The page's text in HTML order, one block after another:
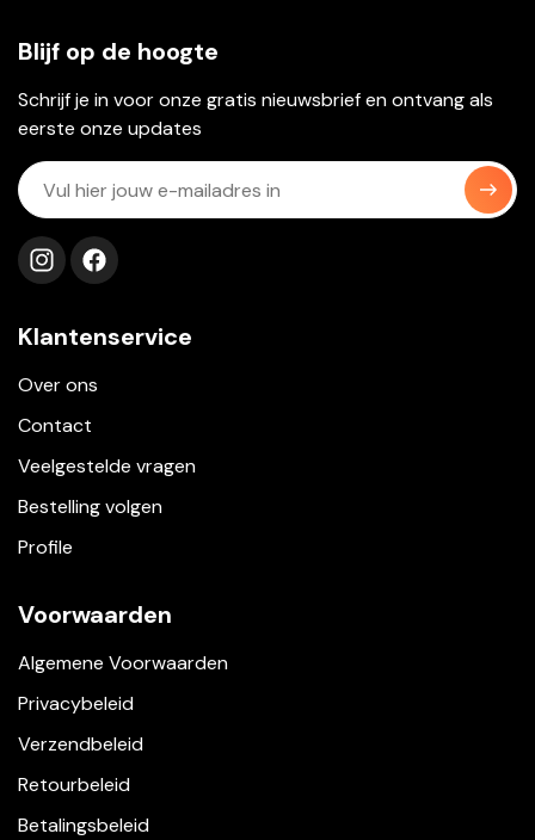
Blijf op de hoogte
Schrijf je in voor onze gratis nieuwsbrief en ontvang als
eerste onze updates
Volg ons op instagram
Volg ons op facebook
Klantenservice
Over ons
Contact
Veelgestelde vragen
Bestelling volgen
Profile
Voorwaarden
Algemene Voorwaarden
Privacybeleid
Verzendbeleid
Retourbeleid
Betalingsbeleid